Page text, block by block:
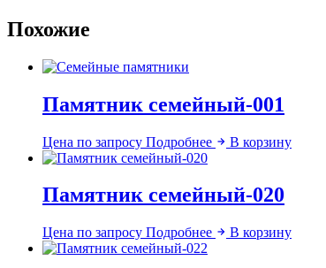
Похожие
Памятник семейный-001
Цена по запросу Подробнее В корзину
Памятник семейный-020
Цена по запросу Подробнее В корзину